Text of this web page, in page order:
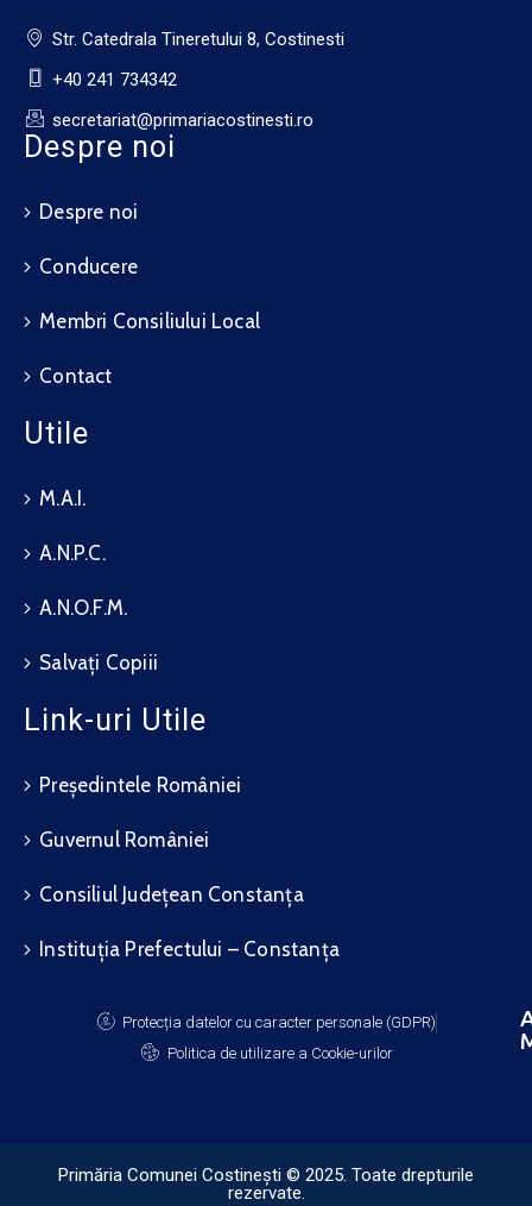
Str. Catedrala Tineretului 8, Costinesti
+40 241 734342
secretariat@primariacostinesti.ro​
Despre noi
Despre noi
Conducere
Membri Consiliului Local
Contact
Utile
M.A.I.
A.N.P.C.
A.N.O.F.M.
Salvați Copiii
Link-uri Utile
Președintele României
Guvernul României
Consiliul Județean Constanța
Instituția Prefectului – Constanța
Protecția datelor cu caracter personale (GDPR)
Politica de utilizare a Cookie-urilor
Primăria Comunei Costinești © 2025. Toate drepturile
rezervate.